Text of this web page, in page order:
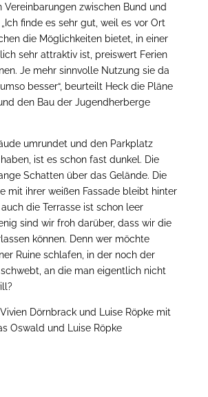
Vereinbarungen zwischen Bund und
„Ich finde es sehr gut, weil es vor Ort
die Möglichkeiten bietet, in einer
sehr attraktiv ist, preiswert Ferien
Je mehr sinnvolle Nutzung sie da
besser“, beurteilt Heck die Pläne
den Bau der Jugendherberge
umrundet und den Parkplatz
ist es schon fast dunkel. Die
Schatten über das Gelände. Die
mit ihrer weißen Fassade bleibt hinter
die Terrasse ist schon leer
sind wir froh darüber, dass wir die
können. Denn wer möchte
Ruine schlafen, in der noch der
an die man eigentlich nicht
Dörnbrack und Luise Röpke mit
Oswald und Luise Röpke